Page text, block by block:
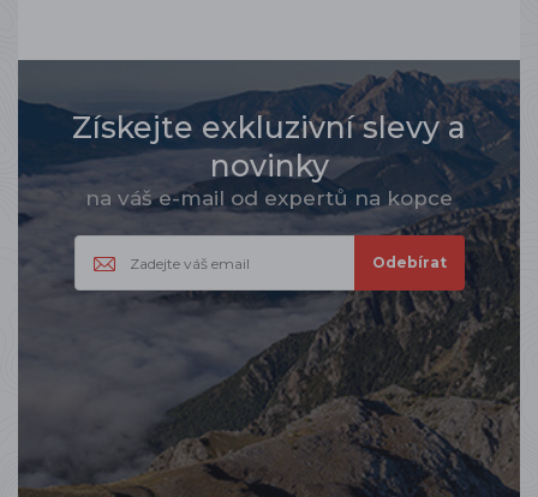
Získejte exkluzivní slevy a
novinky
na váš e-mail od expertů na kopce